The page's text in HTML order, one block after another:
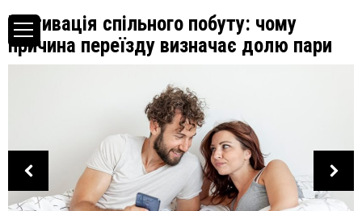
Мотивація спільного побуту: чому
причина переїзду визначає долю пари